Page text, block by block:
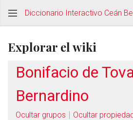
Diccionario Interactivo Ceán
Explorar el wiki
Bonifacio de
Bernardino
Ocultar grupos Ocultar